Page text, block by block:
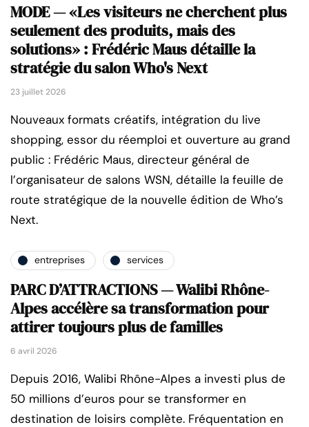
MODE — «Les visiteurs ne cherchent plus
seulement des produits, mais des
solutions» : Frédéric Maus détaille la
stratégie du salon Who's Next
23 juillet 2026
Nouveaux formats créatifs, intégration du live
shopping, essor du réemploi et ouverture au grand
public : Frédéric Maus, directeur général de
l’organisateur de salons WSN, détaille la feuille de
route stratégique de la nouvelle édition de Who’s
Next.
entreprises services
PARC D’ATTRACTIONS — Walibi Rhône-
Alpes accélère sa transformation pour
attirer toujours plus de familles
6 avril 2026
Depuis 2016, Walibi Rhône-Alpes a investi plus de
50 millions d’euros pour se transformer en
destination de loisirs complète. Fréquentation en